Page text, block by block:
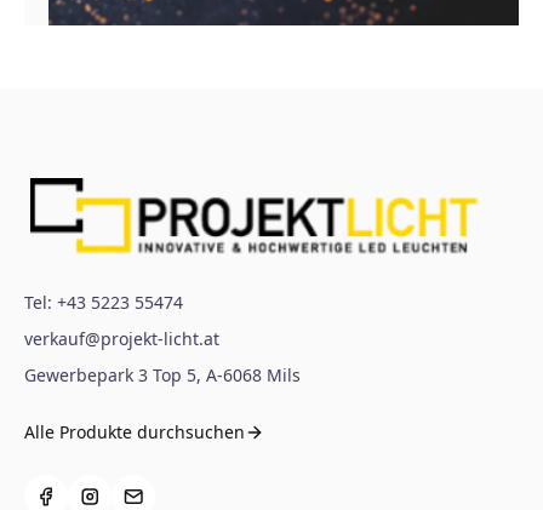
Tel: +43 5223 55474
verkauf@projekt-licht.at
Gewerbepark 3 Top 5, A-6068 Mils
Alle Produkte durchsuchen